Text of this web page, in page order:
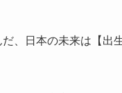
、日本の未来は【出